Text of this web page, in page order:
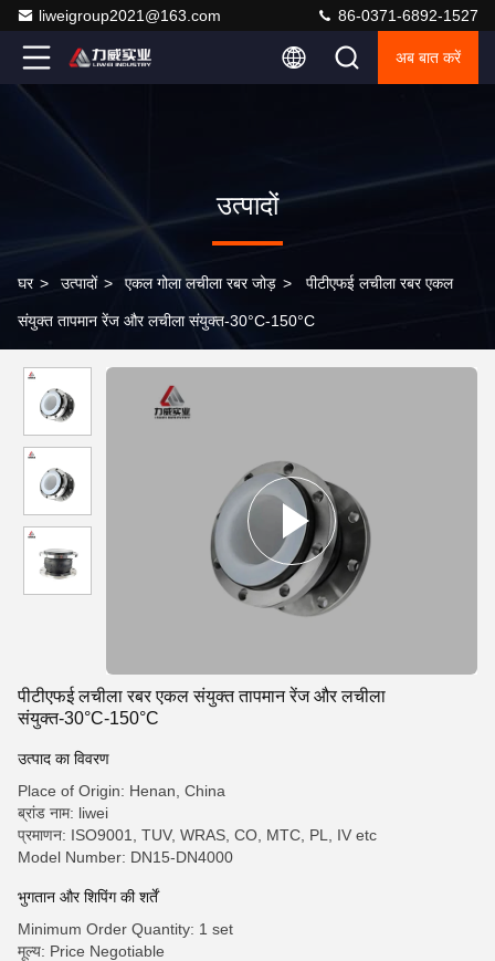
liweigroup2021@163.com 86-0371-6892-1527
अब बात करें
उत्पादों
घर > उत्पादों > एकल गोला लचीला रबर जोड़ > पीटीएफई लचीला रबर एकल
संयुक्त तापमान रेंज और लचीला संयुक्त-30°C-150°C
पीटीएफई लचीला रबर एकल संयुक्त तापमान रेंज और लचीला
संयुक्त-30°C-150°C
उत्पाद का विवरण
Place of Origin: Henan, China
ब्रांड नाम: liwei
प्रमाणन: ISO9001, TUV, WRAS, CO, MTC, PL, IV etc
Model Number: DN15-DN4000
भुगतान और शिपिंग की शर्तें
Minimum Order Quantity: 1 set
मूल्य: Price Negotiable